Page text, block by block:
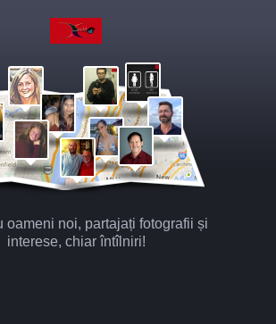
oameni noi, partajați fotografii și
interese, chiar întîlniri!